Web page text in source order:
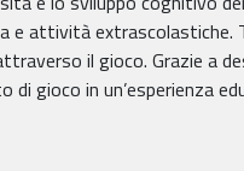
e attività
il gioco. Grazie a
gioco in un’esperienza